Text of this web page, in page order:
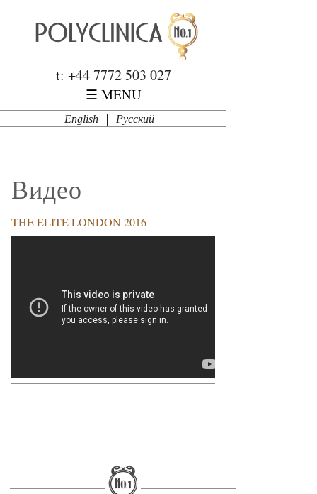
Polyclinica
t: +44 7772 503 027
English Русский
Видео
THE ELITE LONDON 2016